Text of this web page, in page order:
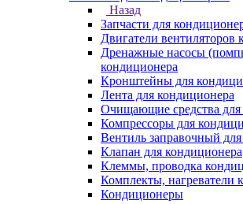
Назад
Запчасти для
Двигатели вентиляторов
Дренажные насосы
кондиционера
Кронштейны для
Лента для кондиционера
Очищающие средства для
Компрессоры для
Вентиль заправочный
Клапан для кондиционера
Клеммы, проводка
Комплекты, нагреватели
Кондиционеры